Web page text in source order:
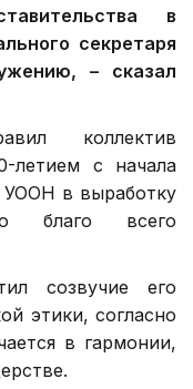
в
секретаря
– сказал
коллектив
летием с начала
УООН в выработку
благо всего
созвучие его
этики, согласно
в гармонии,